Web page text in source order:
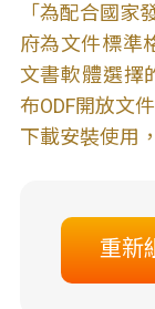
「為配合國家
府為文件標準
文書軟體選擇
布ODF開放文
下載安裝使用
重新